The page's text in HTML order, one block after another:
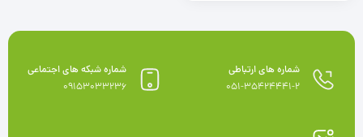
شماره های ارتباطی
051-35424441-2
شماره شبکه های اجتماعی
09153033236